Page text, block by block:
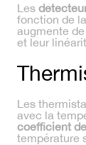
Les
fonction de
augmente
et leur
Les
avec la
coefficient
température